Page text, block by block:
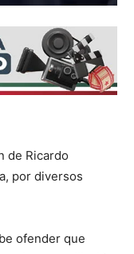
de Ricardo
por diversos
ofender que